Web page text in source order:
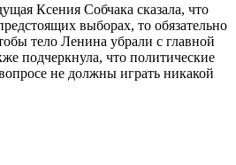
Ксения Собчака сказала, что
выборах, то обязательно
тело Ленина убрали с главной
подчеркнула, что политические
не должны играть никакой